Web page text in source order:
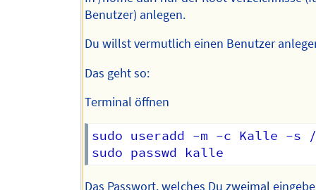
Benutzer) anlegen.
Du willst vermutlich einen Benutzer
Das geht so:
Terminal öffnen
sudo useradd -m -c Kalle -s
Das Passwort, welches Du zweimal